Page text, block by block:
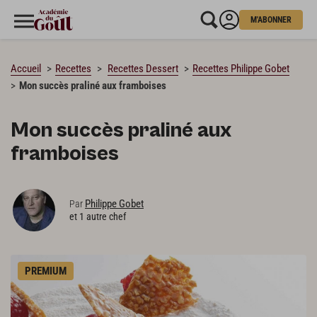
M'ABONNER
Accueil Recettes Recettes Dessert
Recettes Philippe Gobet
Mon succès praliné aux framboises
Mon succès praliné aux
framboises
Par Philippe Gobet
et 1 autre chef
PREMIUM
CHARGEMENT…